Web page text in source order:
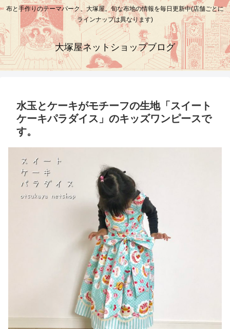
布と手作りのテーマパーク、大塚屋。旬な布地の情報を毎日更新中(店舗ごとに
ラインナップは異なります)
大塚屋ネットショップブログ
水玉とケーキがモチーフの生地「スイート
ケーキパラダイス」のキッズワンピースで
す。